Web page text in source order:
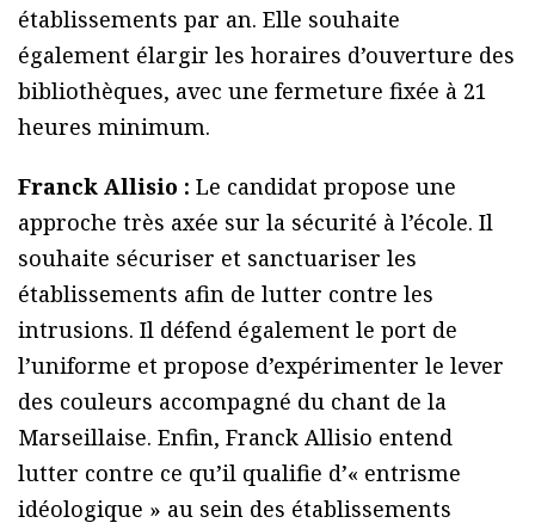
établissements par an. Elle souhaite
également élargir les horaires d’ouverture des
bibliothèques, avec une fermeture fixée à 21
heures minimum.
Franck Allisio : Le candidat propose une
approche très axée sur la sécurité à l’école. Il
souhaite sécuriser et sanctuariser les
établissements afin de lutter contre les
intrusions. Il défend également le port de
l’uniforme et propose d’expérimenter le lever
des couleurs accompagné du chant de la
Marseillaise. Enfin, Franck Allisio entend
lutter contre ce qu’il qualifie d’« entrisme
idéologique » au sein des établissements